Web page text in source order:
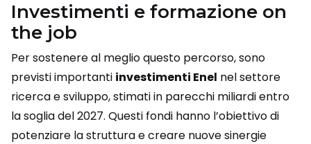
Investimenti e formazione on
the job
Per sostenere al meglio questo percorso, sono
previsti importanti investimenti Enel nel settore
ricerca e sviluppo, stimati in parecchi miliardi entro
la soglia del 2027. Questi fondi hanno l’obiettivo di
potenziare la struttura e creare nuove sinergie